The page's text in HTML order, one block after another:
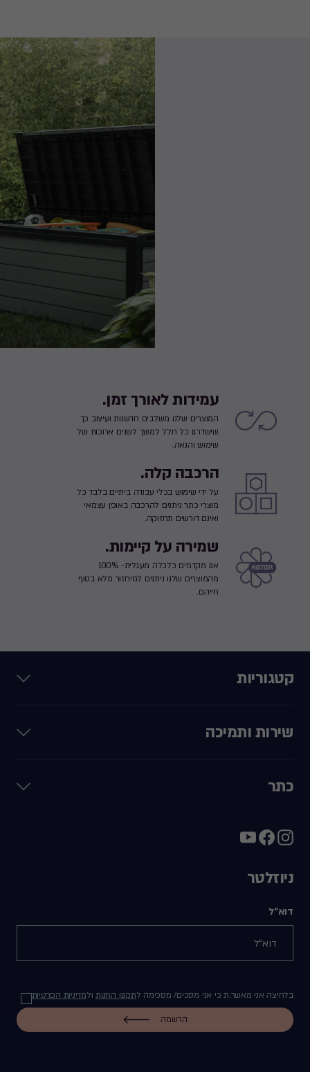
עמידות לאורך זמן.
המוצרים שלנו משלבים חדשנות ועיצוב כך
שישדרגו כל חלל למשך לשנים ארוכות של
שימוש והנאה.
הרכבה קלה.
על ידי שימוש בכלי עבודה ביתיים בלבד כל
מוצרי כתר ניתנים להרכבה באופן עצמאי
ואינם דורשים תחזוקה.
שמירה על קיימות.
אנו מקדמים כלכלה מעגלית- 100%
מהמוצרים שלנו ניתנים למיחזור מלא בסוף
חייהם.
קטגוריות
שירות ותמיכה
כתר
ניוזלטר
דוא"ל
בלחיצה אני מאשר.ת כי אני מסכים/ מסכימה לתקנון החנותולמדיניות הפרטיות
הרשמה